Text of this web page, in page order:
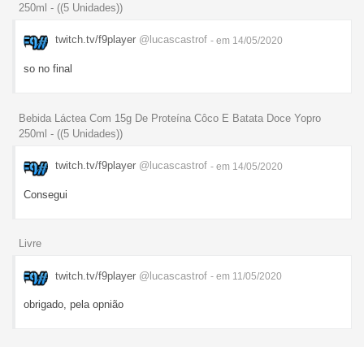
250ml - ((5 Unidades))
twitch.tv/f9player @lucascastrof - em 14/05/2020
so no final
Bebida Láctea Com 15g De Proteína Côco E Batata Doce Yopro
250ml - ((5 Unidades))
twitch.tv/f9player @lucascastrof - em 14/05/2020
Consegui
Livre
twitch.tv/f9player @lucascastrof - em 11/05/2020
obrigado, pela opnião